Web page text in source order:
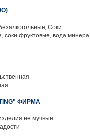
Соки
соки фруктовые, вода
ФИРМА
не мучные